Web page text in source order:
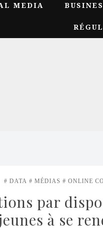
MEDIA
DATA MÉDIAS ONLINE
par
à se